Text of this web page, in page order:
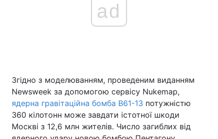
ad
Згідно з моделюванням, проведеним виданням
Newsweek за допомогою сервісу Nukemap,
ядерна гравітаційна бомба B61-13 потужністю
360 кілотонн може завдати істотної шкоди
Москві з 12,6 млн жителів. Число загиблих від